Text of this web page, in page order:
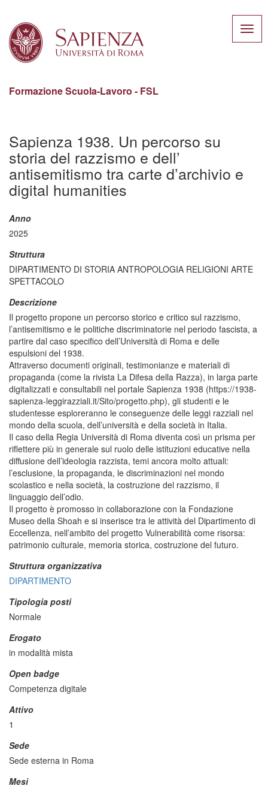
contenuto
principale
Formazione Scuola-Lavoro - FSL
Sapienza 1938. Un percorso su
storia del razzismo e dell’
antisemitismo tra carte d’archivio e
digital humanities
Anno
2025
Struttura
DIPARTIMENTO DI STORIA ANTROPOLOGIA RELIGIONI ARTE
SPETTACOLO
Descrizione
Il progetto propone un percorso storico e critico sul razzismo,
l’antisemitismo e le politiche discriminatorie nel periodo fascista, a
partire dal caso specifico dell’Università di Roma e delle
espulsioni del 1938.
Attraverso documenti originali, testimonianze e materiali di
propaganda (come la rivista La Difesa della Razza), in larga parte
digitalizzati e consultabili nel portale Sapienza 1938 (https://1938-
sapienza-leggirazziali.it/Sito/progetto.php), gli studenti e le
studentesse esploreranno le conseguenze delle leggi razziali nel
mondo della scuola, dell’università e della società in Italia.
Il caso della Regia Università di Roma diventa così un prisma per
riflettere più in generale sul ruolo delle istituzioni educative nella
diffusione dell’ideologia razzista, temi ancora molto attuali:
l’esclusione, la propaganda, le discriminazioni nel mondo
scolastico e nella società, la costruzione del razzismo, il
linguaggio dell’odio.
Il progetto è promosso in collaborazione con la Fondazione
Museo della Shoah e si inserisce tra le attività del Dipartimento di
Eccellenza, nell’ambito del progetto Vulnerabilità come risorsa:
patrimonio culturale, memoria storica, costruzione del futuro.
Struttura organizzativa
DIPARTIMENTO
Tipologia posti
Normale
Erogato
in modalità mista
Open badge
Competenza digitale
Attivo
1
Sede
Sede esterna in Roma
Mesi